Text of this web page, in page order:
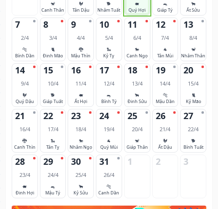
🐒
Canh Thân
🐓
Tân Dậu
🐕
Nhâm Tuất
🐖
Quý Hợi
🐀
Giáp Tý
🐂
Ất Sửu
7
2/4
🐅
Bính Dần
8
3/4
🐈
Đinh Mão
9
4/4
🐉
Mậu Thìn
10
5/4
🐍
Kỷ Tỵ
11
6/4
🐎
Canh Ngọ
12
7/4
🐐
Tân Mùi
13
8/4
🐒
Nhâm Thân
14
9/4
🐓
Quý Dậu
15
10/4
🐕
Giáp Tuất
16
11/4
🐖
Ất Hợi
17
12/4
🐀
Bính Tý
18
13/4
🐂
Đinh Sửu
19
14/4
🐅
Mậu Dần
20
15/4
🐈
Kỷ Mão
21
16/4
🐉
Canh Thìn
22
17/4
🐍
Tân Tỵ
23
18/4
🐎
Nhâm Ngọ
24
19/4
🐐
Quý Mùi
25
20/4
🐒
Giáp Thân
26
21/4
🐓
Ất Dậu
27
22/4
🐕
Bính Tuất
28
23/4
🐖
Đinh Hợi
29
24/4
🐀
Mậu Tý
30
25/4
🐂
Kỷ Sửu
31
26/4
🐅
Canh Dần
1 2 3